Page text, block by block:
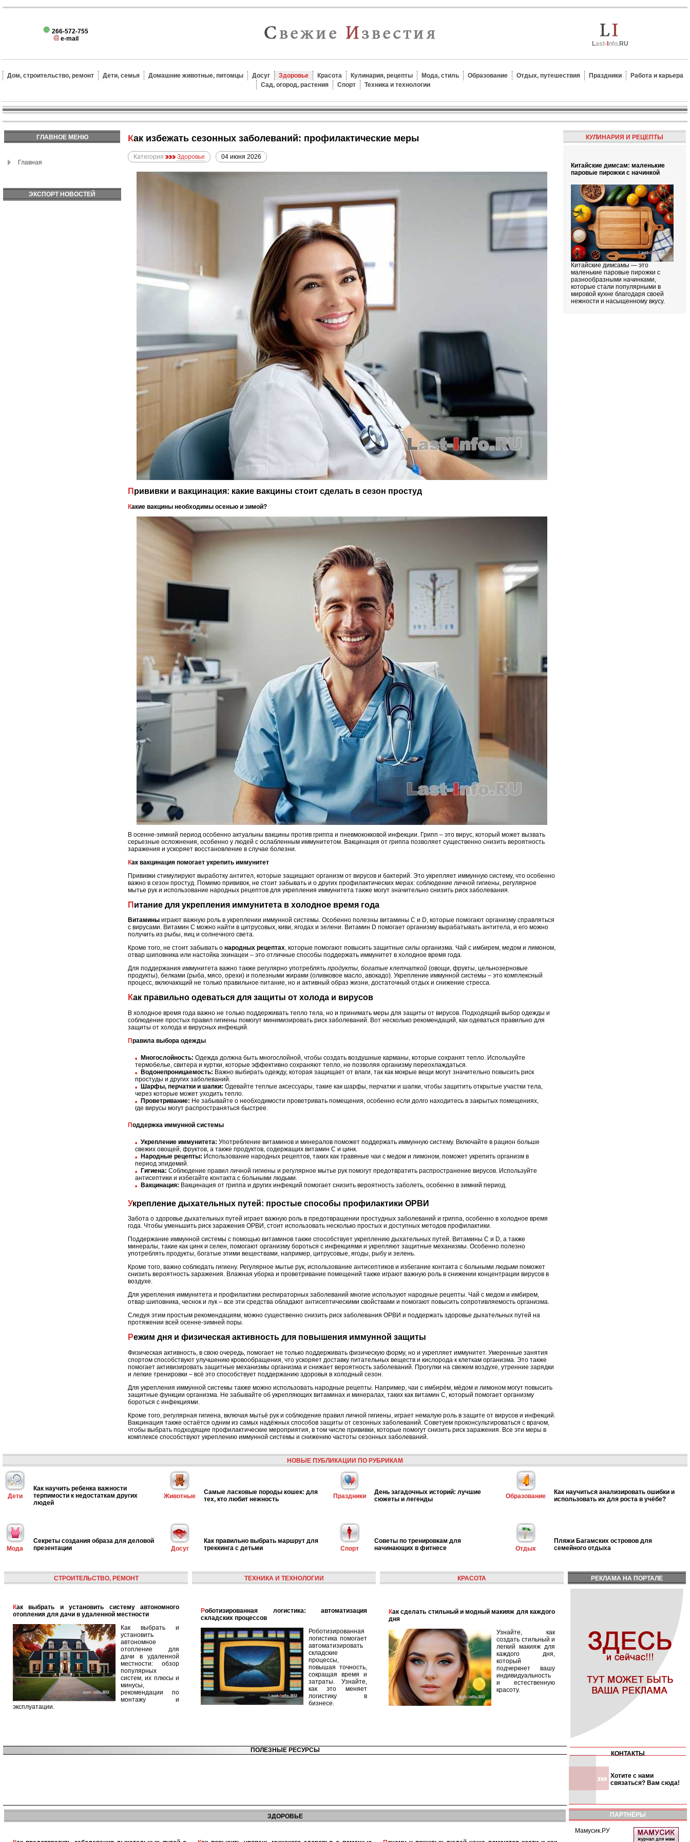
266-572-755
e-mail
Last- nfo.RU
Дом, строительство, ремонт Дети, семья Домашние животные, питомцы Досуг Здоровье Красота Кулинария, рецепты Мода, стиль Образование Отдых, путешествия Праздники
Работа и карьера
Сад, огород, растения
Спорт Техника и технологии
ГЛАВНОЕ МЕНЮ
Главная
ЭКСПОРТ НОВОСТЕЙ
Как избежать сезонных заболеваний: профилактические меры
Категория Здоровье 04 июня 2026
Прививки и вакцинация: какие вакцины стоит сделать в сезон простуд
Какие вакцины необходимы осенью и зимой?
В осенне-зимний период особенно актуальны вакцины против гриппа и пневмококковой инфекции. Грипп – это вирус, который может вызвать
серьезные осложнения, особенно у людей с ослабленным иммунитетом. Вакцинация от гриппа позволяет существенно снизить вероятность
заражения и ускоряет восстановление в случае болезни.
Как вакцинация помогает укрепить иммунитет
Прививки стимулируют выработку антител, которые защищают организм от вирусов и бактерий. Это укрепляет иммунную систему, что особенно
важно в сезон простуд. Помимо прививок, не стоит забывать и о других профилактических мерах: соблюдение личной гигиены, регулярное
мытье рук и использование народных рецептов для укрепления иммунитета также могут значительно снизить риск заболевания.
Питание для укрепления иммунитета в холодное время года
Витамины играют важную роль в укреплении иммунной системы. Особенно полезны витамины C и D, которые помогают организму справляться
с вирусами. Витамин C можно найти в цитрусовых, киви, ягодах и зелени. Витамин D помогает организму вырабатывать антитела, и его можно
получить из рыбы, яиц и солнечного света.
Кроме того, не стоит забывать о народных рецептах, которые помогают повысить защитные силы организма. Чай с имбирем, медом и лимоном,
отвар шиповника или настойка эхинацеи – это отличные способы поддержать иммунитет в холодное время года.
Для поддержания иммунитета важно также регулярно употреблять продукты, богатые клетчаткой (овощи, фрукты, цельнозерновые
продукты), белками (рыба, мясо, орехи) и полезными жирами (оливковое масло, авокадо). Укрепление иммунной системы – это комплексный
процесс, включающий не только правильное питание, но и активный образ жизни, достаточный отдых и снижение стресса.
Как правильно одеваться для защиты от холода и вирусов
В холодное время года важно не только поддерживать тепло тела, но и принимать меры для защиты от вирусов. Подходящий выбор одежды и
соблюдение простых правил гигиены помогут минимизировать риск заболеваний. Вот несколько рекомендаций, как одеваться правильно для
защиты от холода и вирусных инфекций.
Правила выбора одежды
Многослойность: Одежда должна быть многослойной, чтобы создать воздушные карманы, которые сохранят тепло. Используйте
термобелье, свитера и куртки, которые эффективно сохраняют тепло, не позволяя организму переохлаждаться.
Водонепроницаемость: Важно выбирать одежду, которая защищает от влаги, так как мокрые вещи могут значительно повысить риск
простуды и других заболеваний.
Шарфы, перчатки и шапки: Одевайте теплые аксессуары, такие как шарфы, перчатки и шапки, чтобы защитить открытые участки тела,
через которые может уходить тепло.
Проветривание: Не забывайте о необходимости проветривать помещения, особенно если долго находитесь в закрытых помещениях,
где вирусы могут распространяться быстрее.
Поддержка иммунной системы
Укрепление иммунитета: Употребление витаминов и минералов поможет поддержать иммунную систему. Включайте в рацион больше
свежих овощей, фруктов, а также продуктов, содержащих витамин C и цинк.
Народные рецепты: Использование народных рецептов, таких как травяные чаи с медом и лимоном, поможет укрепить организм в
период эпидемий.
Гигиена: Соблюдение правил личной гигиены и регулярное мытье рук помогут предотвратить распространение вирусов. Используйте
антисептики и избегайте контакта с больными людьми.
Вакцинация: Вакцинация от гриппа и других инфекций помогает снизить вероятность заболеть, особенно в зимний период.
Укрепление дыхательных путей: простые способы профилактики ОРВИ
Забота о здоровье дыхательных путей играет важную роль в предотвращении простудных заболеваний и гриппа, особенно в холодное время
года. Чтобы уменьшить риск заражения ОРВИ, стоит использовать несколько простых и доступных методов профилактики.
Поддержание иммунной системы с помощью витаминов также способствует укреплению дыхательных путей. Витамины C и D, а также
минералы, такие как цинк и селен, помогают организму бороться с инфекциями и укрепляют защитные механизмы. Особенно полезно
употреблять продукты, богатые этими веществами, например, цитрусовые, ягоды, рыбу и зелень.
Кроме того, важно соблюдать гигиену. Регулярное мытье рук, использование антисептиков и избегание контакта с больными людьми поможет
снизить вероятность заражения. Влажная уборка и проветривание помещений также играют важную роль в снижении концентрации вирусов в
воздухе.
Для укрепления иммунитета и профилактики респираторных заболеваний многие используют народные рецепты. Чай с медом и имбирем,
отвар шиповника, чеснок и лук – все эти средства обладают антисептическими свойствами и помогают повысить сопротивляемость организма.
Следуя этим простым рекомендациям, можно существенно снизить риск заболевания ОРВИ и поддержать здоровье дыхательных путей на
протяжении всей осенне-зимней поры.
Режим дня и физическая активность для повышения иммунной защиты
Физическая активность, в свою очередь, помогает не только поддерживать физическую форму, но и укрепляет иммунитет. Умеренные занятия
спортом способствуют улучшению кровообращения, что ускоряет доставку питательных веществ и кислорода к клеткам организма. Это также
помогает активизировать защитные механизмы организма и снижает вероятность заболеваний. Прогулки на свежем воздухе, утренние зарядки
и легкие тренировки – всё это способствует поддержанию здоровья в холодный сезон.
Для укрепления иммунной системы также можно использовать народные рецепты. Например, чаи с имбирём, мёдом и лимоном могут повысить
защитные функции организма. Не забывайте об укрепляющих витаминах и минералах, таких как витамин C, который помогает организму
бороться с инфекциями.
Кроме того, регулярная гигиена, включая мытьё рук и соблюдение правил личной гигиены, играет немалую роль в защите от вирусов и инфекций.
Вакцинация также остаётся одним из самых надёжных способов защиты от сезонных заболеваний. Советуем проконсультироваться с врачом,
чтобы выбрать подходящие профилактические мероприятия, в том числе прививки, которые помогут снизить риск заражения. Все эти меры в
комплексе способствуют укреплению иммунной системы и снижению частоты сезонных заболеваний.
КУЛИНАРИЯ И РЕЦЕПТЫ
Китайские димсам: маленькие
паровые пирожки с начинкой
Китайские димсамы — это
маленькие паровые пирожки с
разнообразными начинками,
которые стали популярными в
мировой кухне благодаря своей
нежности и насыщенному вкусу.
НОВЫЕ ПУБЛИКАЦИИ ПО РУБРИКАМ
Дети
Как научить ребенка важности
терпимости к недостаткам других
людей
Животные
Самые ласковые породы кошек: для
тех, кто любит нежность
Праздники
День загадочных историй: лучшие
сюжеты и легенды
Образование
Как научиться анализировать ошибки и
использовать их для роста в учёбе?
Мода
Секреты создания образа для деловой
презентации
Досуг
Как правильно выбрать маршрут для
треккинга с детьми
Спорт
Советы по тренировкам для
начинающих в фитнесе
Отдых
Пляжи Багамских островов для
семейного отдыха
СТРОИТЕЛЬСТВО, РЕМОНТ
Как выбрать и установить систему автономного
отопления для дачи в удаленной местности
Как выбрать и
установить
автономное
отопление для
дачи в удаленной
местности: обзор
популярных
систем, их плюсы и
минусы,
рекомендации по
монтажу и
эксплуатации.
ТЕХНИКА И ТЕХНОЛОГИИ
Роботизированная логистика: автоматизация
складских процессов
Роботизированная
логистика помогает
автоматизировать
складские
процессы,
повышая точность,
сокращая время и
затраты. Узнайте,
как это меняет
логистику в
бизнесе.
КРАСОТА
Как сделать стильный и модный макияж для каждого
дня
Узнайте, как
создать стильный и
легкий макияж для
каждого дня,
который
подчеркнет вашу
индивидуальность
и естественную
красоту.
РЕКЛАМА НА ПОРТАЛЕ
ПОЛЕЗНЫЕ РЕСУРСЫ КОНТАКТЫ
Хотите с нами
связаться? Вам сюда!
ЗДОРОВЬЕ ПАРТНЁРЫ
Мамусик.РУ